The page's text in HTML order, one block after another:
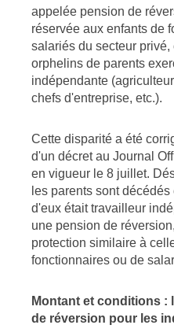
appelée pension de
réservée aux enfants de
salariés du secteur
orphelins de parents
indépendante
chefs d'entreprise, etc.).
Cette disparité a été
d'un décret au Journal
en vigueur le 8 juillet.
les parents sont
d'eux était travailleur
une pension de
protection similaire à
fonctionnaires ou de
Montant et conditions :
de réversion pour les